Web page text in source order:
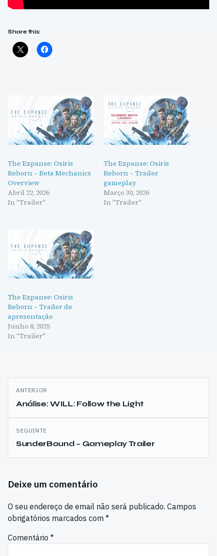
Share this:
The Expanse: Osiris
Reborn – Beta Mechanics
Overview
Abril 22, 2026
In "Trailer"
The Expanse: Osiris
Reborn – Trailer
gameplay
Março 30, 2026
In "Trailer"
The Expanse: Osiris
Reborn – Trailer de
apresentação
Junho 8, 2025
In "Trailer"
Navegação
de
artigos
ANTERIOR
Análise: WILL: Follow the Light
SEGUINTE
SunderBound – Gameplay Trailer
Deixe um comentário
O seu endereço de email não será publicado. Campos
obrigatórios marcados com *
Comentário *